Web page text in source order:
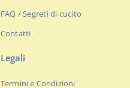
FAQ / Segreti di cucito
Contatti
Legali
Termini e Condizioni